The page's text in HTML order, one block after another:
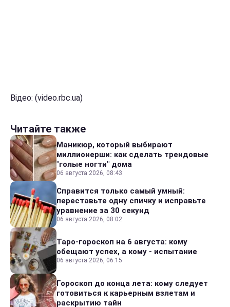
Відео: (video.rbc.ua)
Читайте также
Маникюр, который выбирают
миллионерши: как сделать трендовые
"голые ногти" дома
06 августа 2026, 08:43
Справится только самый умный:
переставьте одну спичку и исправьте
уравнение за 30 секунд
06 августа 2026, 08:02
Таро-гороскоп на 6 августа: кому
обещают успех, а кому - испытание
06 августа 2026, 06:15
Гороскоп до конца лета: кому следует
готовиться к карьерным взлетам и
раскрытию тайн